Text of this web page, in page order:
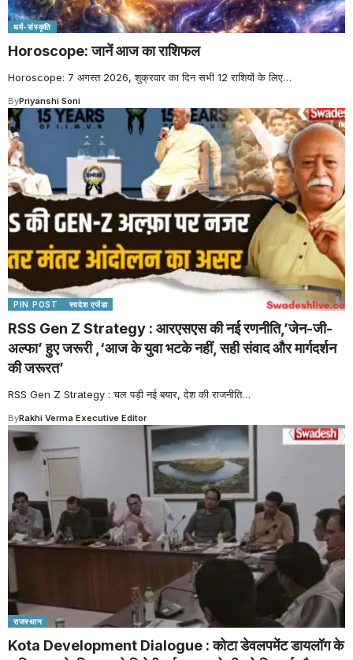
धर्म-संस्कृति
Horoscope: जानें आज का राशिफल
Horoscope: 7 अगस्त 2026, शुक्रवार का दिन सभी 12 राशियों के लिए…
ByPriyanshi Soni
PIN POST स्वदेश एजेंडा
RSS Gen Z Strategy : आरएसएस की नई रणनीति,’जेन-जी-
अल्फा’ हुए जरूरी ,‘आज के युवा भटके नहीं, सही संवाद और मार्गदर्शन
की जरूरत’
RSS Gen Z Strategy : चल पड़ी नई बयार, देश की राजनीति…
ByRakhi Verma Executive Editor
राजस्थान
Kota Development Dialogue : कोटा डेवलपमेंट डायलॉग के